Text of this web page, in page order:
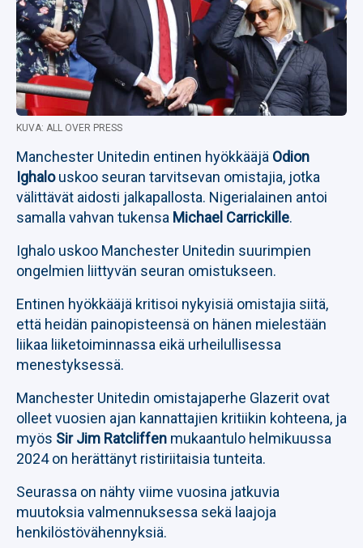
KUVA: ALL OVER PRESS
Manchester Unitedin entinen hyökkääjä Odion
Ighalouskoo seuran tarvitsevan omistajia, jotka
välittävät aidosti jalkapallosta. Nigerialainen antoi
samalla vahvan tukensa Michael Carrickille.
Ighalo uskoo Manchester Unitedin suurimpien
ongelmien liittyvän seuran omistukseen.
Entinen hyökkääjä kritisoi nykyisiä omistajia siitä,
että heidän painopisteensä on hänen mielestään
liikaa liiketoiminnassa eikä urheilullisessa
menestyksessä.
Manchester Unitedin omistajaperhe Glazerit ovat
olleet vuosien ajan kannattajien kritiikin kohteena, ja
myös Sir Jim Ratcliffen mukaantulo helmikuussa
2024 on herättänyt ristiriitaisia tunteita.
Seurassa on nähty viime vuosina jatkuvia
muutoksia valmennuksessa sekä laajoja
henkilöstövähennyksiä.